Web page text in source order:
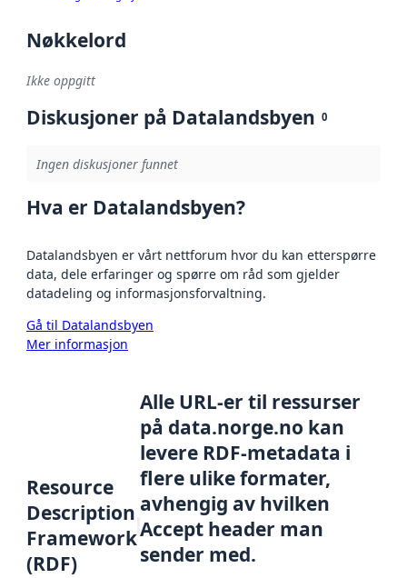
Nøkkelord
Ikke oppgitt
Diskusjoner på Datalandsbyen 0
Ingen diskusjoner funnet
Hva er Datalandsbyen?
Datalandsbyen er vårt nettforum hvor du kan etterspørre
data, dele erfaringer og spørre om råd som gjelder
datadeling og informasjonsforvaltning.
Gå til Datalandsbyen
Mer informasjon
Resource
Description
Framework
(RDF)
Alle URL-er til ressurser
på data.norge.no kan
levere RDF-metadata i
flere ulike formater,
avhengig av hvilken
Accept header man
sender med.